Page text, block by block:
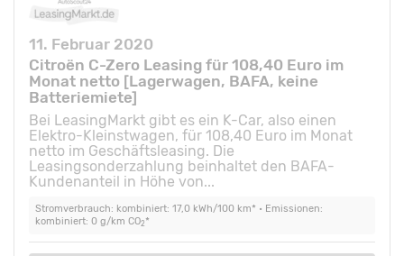
11. Februar 2020
Citroën C-Zero Leasing für 108,40 Euro im
Monat netto [Lagerwagen, BAFA, keine
Batteriemiete]
Bei LeasingMarkt gibt es ein K-Car, also einen
Elektro-Kleinstwagen, für 108,40 Euro im Monat
netto im Geschäftsleasing. Die
Leasingsonderzahlung beinhaltet den BAFA-
Kundenanteil in Höhe von...
Stromverbrauch: kombiniert: 17,0 kWh/100 km* • Emissionen:
kombiniert: 0 g/km CO2*